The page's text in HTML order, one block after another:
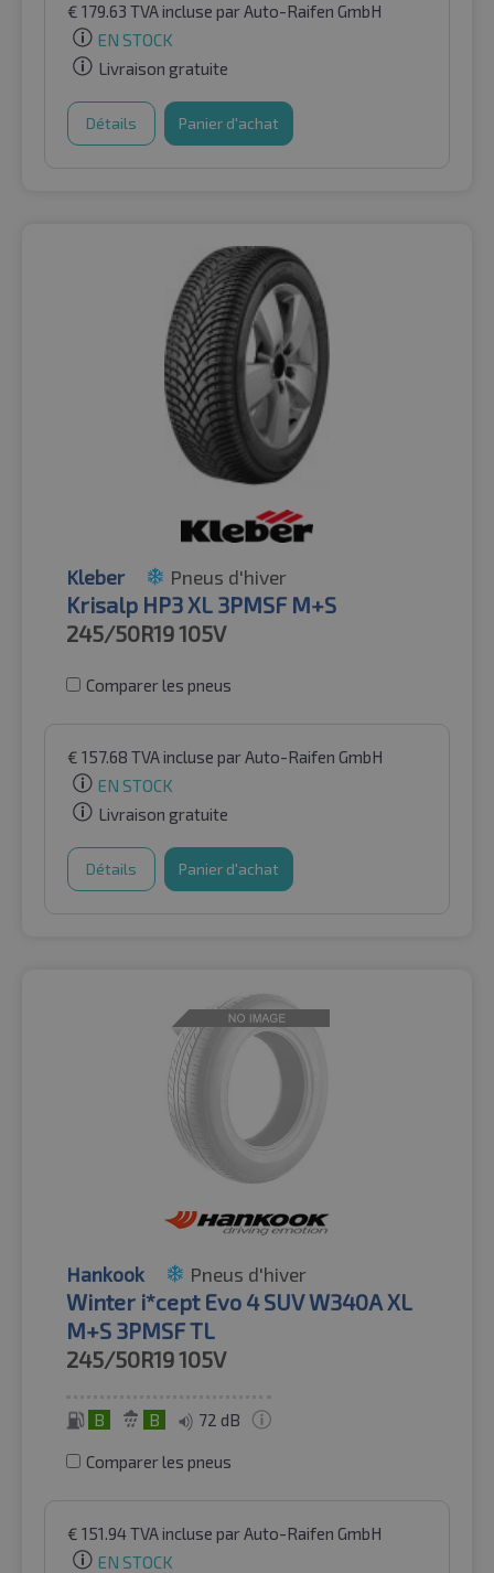
€ 179.63 TVA incluse par Auto-Raifen GmbH
EN STOCK
Livraison gratuite
Détails Panier d'achat
Kleber Pneus d'hiver
Krisalp HP3 XL 3PMSF M+S
245/50R19105V
Comparer les pneus
€ 157.68 TVA incluse par Auto-Raifen GmbH
EN STOCK
Livraison gratuite
Détails Panier d'achat
Hankook Pneus d'hiver
Winter i*cept Evo 4 SUV W340A XL
M+S 3PMSF TL
245/50R19105V
B B 72 dB
Comparer les pneus
€ 151.94TVA incluse par Auto-Raifen GmbH
EN STOCK